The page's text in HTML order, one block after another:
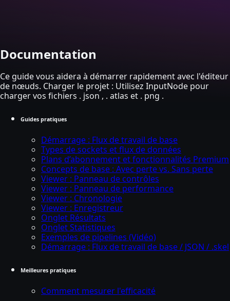
Documentation
Ce guide vous aidera à démarrer rapidement avec l'éditeur
de nœuds. Charger le projet : Utilisez InputNode pour
charger vos fichiers . json , . atlas et . png .
Guides pratiques
Démarrage : Flux de travail de base
Types de sockets et flux de données
Plans d’abonnement et fonctionnalités Premium
Concepts de base : Avec perte vs. Sans perte
Viewer : Panneau de contrôles
Viewer : Panneau de performance
Viewer : Chronologie
Viewer : Enregistreur
Onglet Résultats
Onglet Statistiques
Exemples de pipelines (Vidéo)
Démarrage : Flux de travail de base / JSON / .skel
Meilleures pratiques
Comment mesurer l'efficacité